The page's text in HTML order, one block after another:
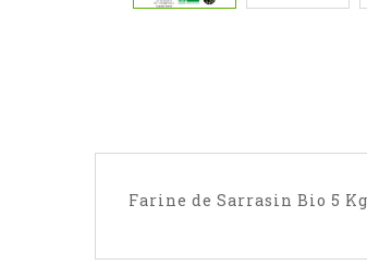
Farine de Sarrasin Bio 5